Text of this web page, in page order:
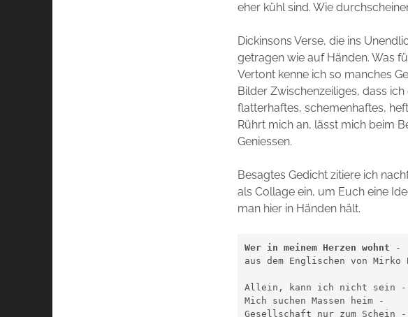
eher kühl sind. Wie
Dickinsons Verse, die ins
getragen wie auf Händen. Was
Vertont kenne ich so manches
Bilder Zwischenzeiliges, dass
flatterhaftes, schemenhaftes,
Rührt mich an, lässt mich beim
Geniessen.
Besagtes Gedicht zitiere ich
als Collage ein, um Euch eine
man hier in Händen hält.
Wer in meinem Herzen wohnt -
aus dem Englischen von Mirko
Allein, kann ich nicht sein -
Mich suchen Massen heim -
Gesellschaft nur zum Schein -